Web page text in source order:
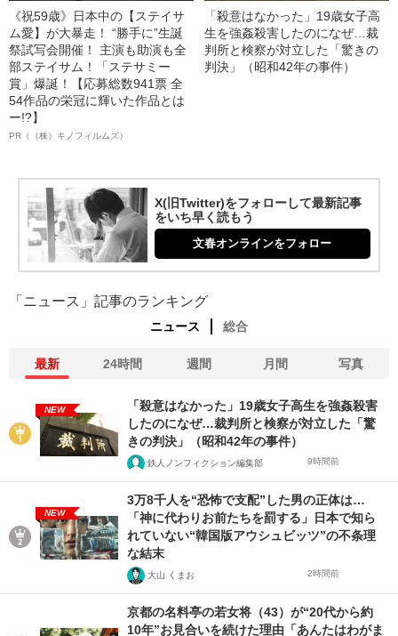
《祝59歳》日本中の【ステイサ
ム愛】が大暴走！ “勝手に”生誕
祭試写会開催！ 主演も助演も全
部ステイサム！「ステサミー
賞」爆誕！【応募総数941票 全
54作品の栄冠に輝いた作品とは
ー!?】
PR（（株）キノフィルムズ）
「殺意はなかった」19歳女子高
生を強姦殺害したのになぜ…裁
判所と検察が対立した「驚きの
判決」（昭和42年の事件）
X(旧Twitter)をフォローして最新記事
をいち早く読もう
文春オンラインをフォロー
「ニュース」記事のランキング
ニュース 総合
最新 24時間 週間 月間 写真
NEW
「殺意はなかった」19歳女子高生を強姦殺害
したのになぜ…裁判所と検察が対立した「驚
きの判決」（昭和42年の事件）
鉄人ノンフィクション編集部 9時間前
NEW
3万8千人を“恐怖で支配”した男の正体は…
「神に代わりお前たちを罰する」日本で知ら
れていない“韓国版アウシュビッツ”の不条理
な結末
大山 くまお 2時間前
京都の名料亭の若女将（43）が“20代から約
10年”お見合いを続けた理由「あんたはわがま